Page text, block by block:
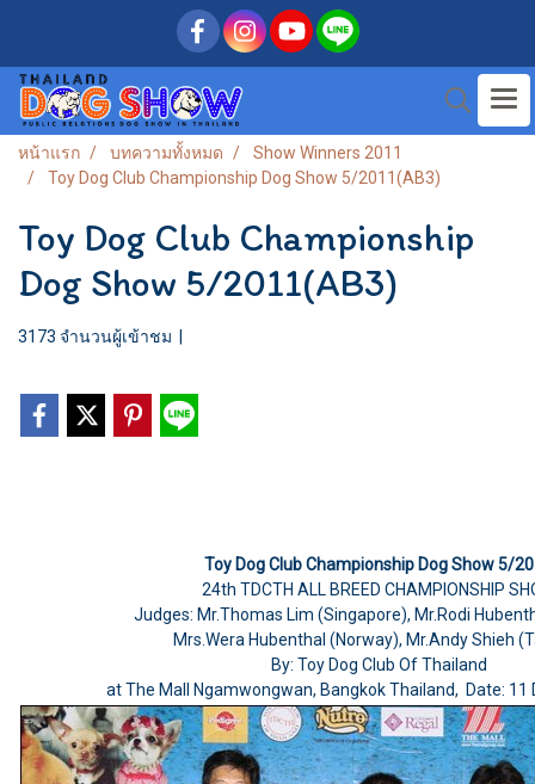
หน้าแรก บทความทั้งหมด
Show Winners 2011
Toy Dog Club Championship Dog Show 5/2011(AB3)
Toy Dog Club Championship
Dog Show 5/2011(AB3)
3173 จำนวนผู้เข้าชม
Toy Dog Club Championship Dog Show 5/
24th TDCTH ALL BREED CHAMPIONSHIP
Judges: Mr.Thomas Lim (Singapore), Mr.Rodi
Mrs.Wera Hubenthal (Norway), Mr.Andy Shieh
By: Toy Dog Club Of Thailand
at The Mall Ngamwongwan, Bangkok Thailand, Date: 11